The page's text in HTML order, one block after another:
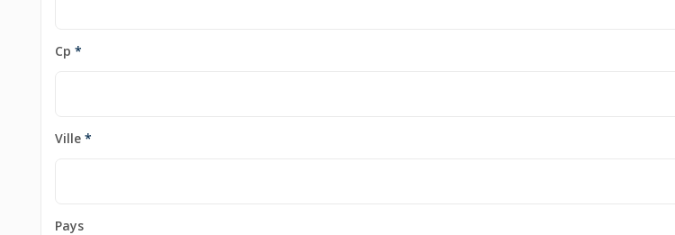
Cp *
Ville *
Pays